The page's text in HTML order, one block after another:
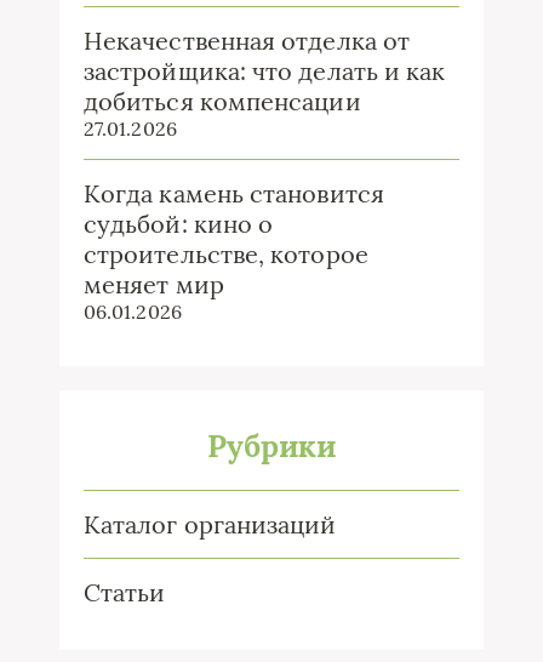
Некачественная отделка от
застройщика: что делать и как
добиться компенсации
27.01.2026
Когда камень становится
судьбой: кино о
строительстве, которое
меняет мир
06.01.2026
Рубрики
Каталог организаций
Статьи